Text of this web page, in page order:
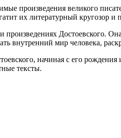
произведения великого
их литературный кругозор и
Достоевского.
внутренний мир человека,
начиная с его
тексты.